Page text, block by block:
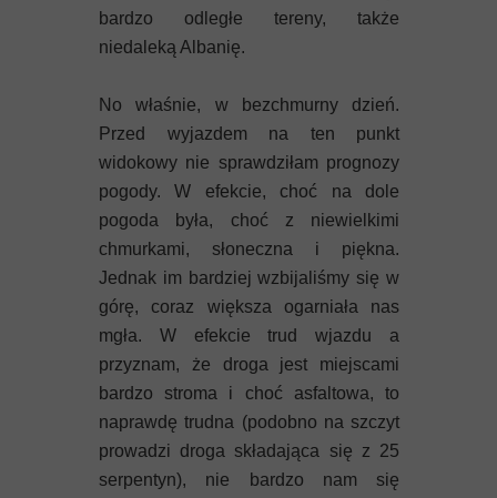
Rodos
Symi
Thasos
Lanzarote
bardzo odległe tereny, także
niedaleką Albanię.
No właśnie, w bezchmurny dzień.
Przed wyjazdem na ten punkt
widokowy nie sprawdziłam prognozy
pogody. W efekcie, choć na dole
pogoda była, choć z niewielkimi
chmurkami, słoneczna i piękna.
Jednak im bardziej wzbijaliśmy się w
górę, coraz większa ogarniała nas
mgła. W efekcie trud wjazdu a
przyznam, że droga jest miejscami
bardzo stroma i choć asfaltowa, to
naprawdę trudna (podobno na szczyt
prowadzi droga składająca się z 25
serpentyn), nie bardzo nam się